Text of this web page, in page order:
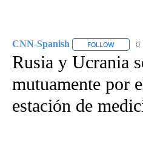
CNN-Spanish FOLLOW 0
Rusia y Ucrania
mutuamente por
estación de